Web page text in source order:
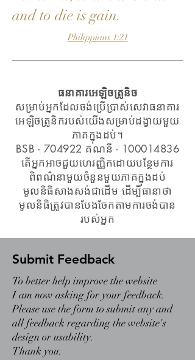
and to die is gain.
Philippians 1:21
ធនាគារអេឡិចត្រូនិច
សម្រាប់​អ្នក​ដែល​ចង់​ប្រើប្រាស់​សេវា​ធនាគារ​
អេឡិចត្រូនិក​របស់​យើង​សម្រាប់​ដង្វាយ​មួយ​
ភាគ​ក្នុង​ដប់​។
BSB - 704922 គណនី - 100014836
តើ​អ្នក​អាច​ជួយ​ហេរញ្ញិក​ដោយ​បន្ថែម​ការ​
ពិពណ៌នា​មួយ​ចំនួន​មួយ​ភាគ​ក្នុង​ដប់
មូលនិធិ​សាងសង់​ជាដើម ដើម្បី​ធានា​ថា​
មូលនិធិ​ត្រូវ​បាន​បែងចែក​តាម​ការ​ចង់​បាន​
របស់​អ្នក
Submit Feedback
To better help improve the website
I am now asking for your feedback.
Please use the form to submit any and
all feedback regarding the website's
design or usability.
Thank you.